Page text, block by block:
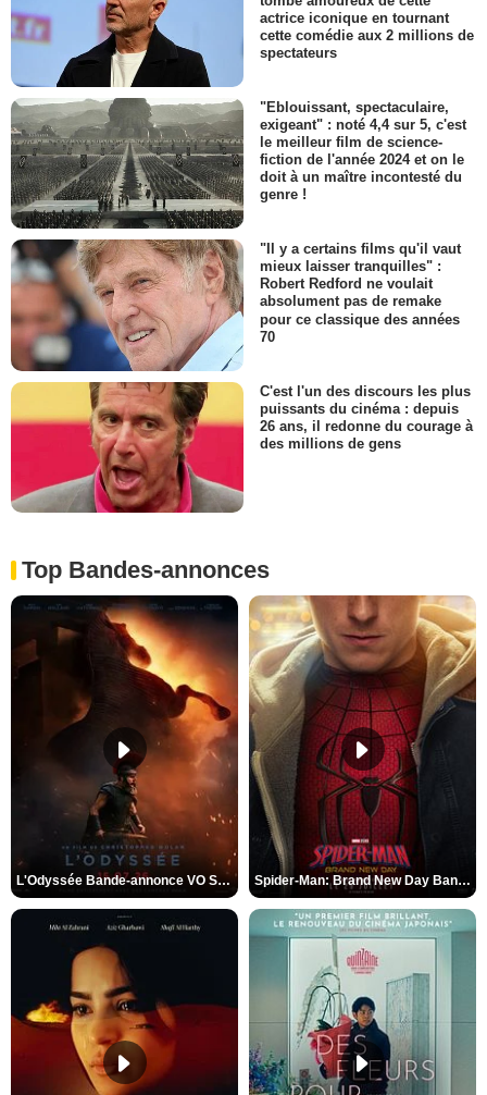
actrice iconique en tournant
cette comédie aux 2 millions de
spectateurs
"Eblouissant, spectaculaire,
exigeant" : noté 4,4 sur 5, c'est
le meilleur film de science-
fiction de l'année 2024 et on le
doit à un maître incontesté du
genre !
"Il y a certains films qu'il vaut
mieux laisser tranquilles" :
Robert Redford ne voulait
absolument pas de remake
pour ce classique des années
70
C'est l'un des discours les plus
puissants du cinéma : depuis
26 ans, il redonne du courage à
des millions de gens
Top Bandes-annonces
L'Odyssée Bande-annonce VO STFR Spider-Man: Brand New Day Bande-annonce VO STFR